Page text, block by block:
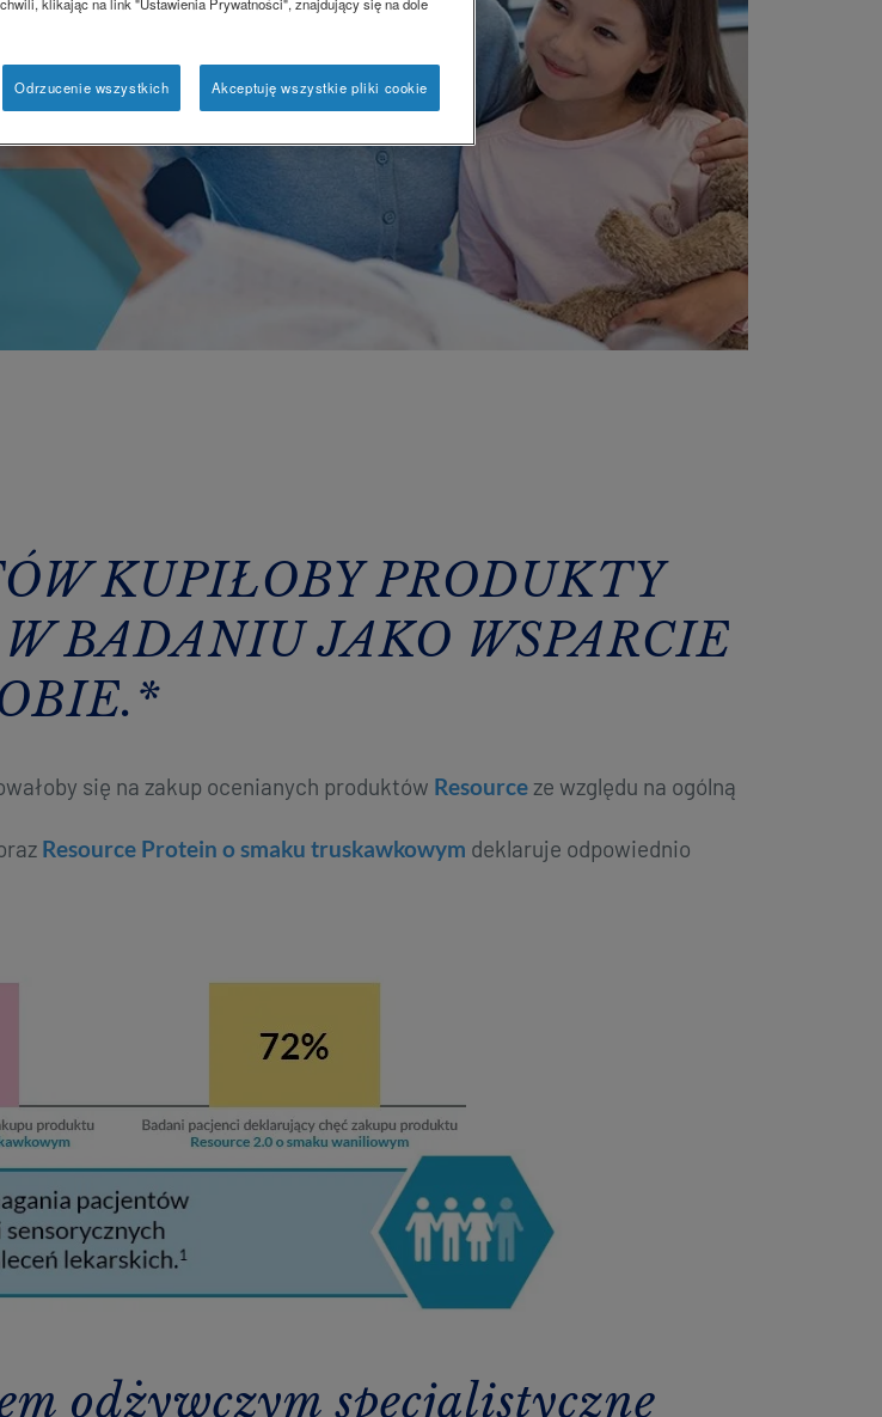
KUPIŁOBY PRODUKTY
BADANIU JAKO WSPARCIE
się na zakup ocenianych produktów Resource ze względu na ogólną
Resource Protein o smaku truskawkowym deklaruje odpowiednio
odżywczym specjalistyczne
Odrzucenie wszystkich Akceptuję wszystkie pliki cookie